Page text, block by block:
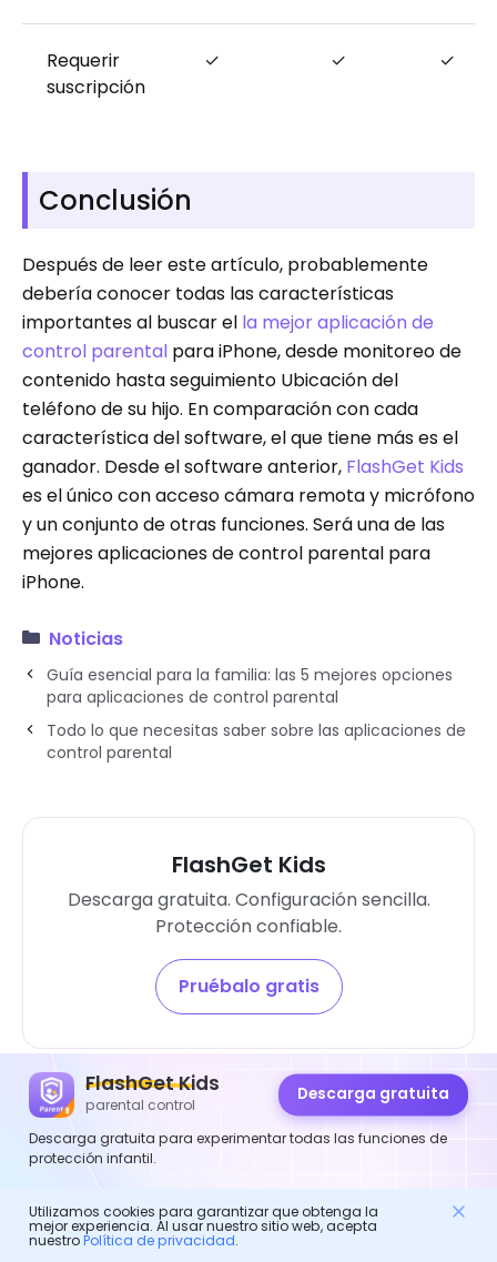
Requerir
suscripción
✓ ✓ ✓
Conclusión
Después de leer este artículo, probablemente
debería conocer todas las características
importantes al buscar el la mejor aplicación de
control parental para iPhone, desde monitoreo de
contenido hasta seguimiento Ubicación del
teléfono de su hijo. En comparación con cada
característica del software, el que tiene más es el
ganador. Desde el software anterior, FlashGet Kids
es el único con acceso cámara remota y micrófono
y un conjunto de otras funciones. Será una de las
mejores aplicaciones de control parental para
iPhone.
Noticias
Guía esencial para la familia: las 5 mejores opciones
para aplicaciones de control parental
Todo lo que necesitas saber sobre las aplicaciones de
control parental
FlashGet Kids
Descarga gratuita. Configuración sencilla.
Protección confiable.
Pruébalo gratis
kidcaring
kidcaring, redactor jefe de FlashGet Kids.
Se dedica a dar forma al control parental
FlashGet Kids
parental control
Descarga gratuita
Descarga gratuita para experimentar todas las funciones de
protección infantil.
Utilizamos cookies para garantizar que obtenga la
mejor experiencia. Al usar nuestro sitio web, acepta
nuestroPolítica de privacidad